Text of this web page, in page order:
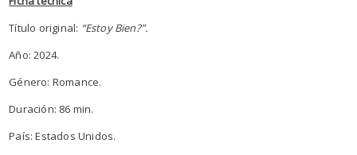
Título original: “Estoy Bien?”.
Año: 2024.
Género: Romance.
Duración: 86 min.
País: Estados Unidos.